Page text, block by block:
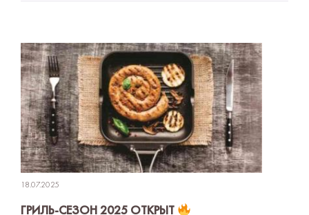
18.07.2025
ГРИЛЬ-СЕЗОН 2025 ОТКРЫТ